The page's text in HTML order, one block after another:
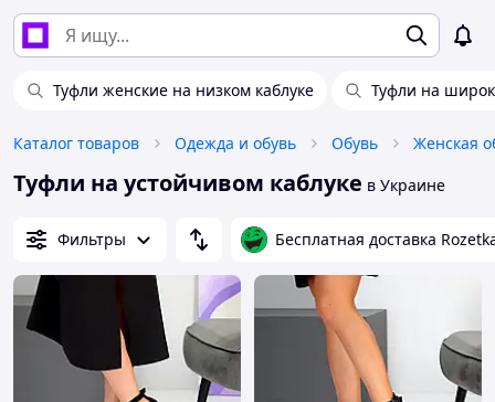
Туфли женские на низком каблуке Туфли на
Каталог товаров Одежда и обувь Обувь Женская
Туфли на устойчивом каблуке в Украине
Фильтры Бесплатная доставка